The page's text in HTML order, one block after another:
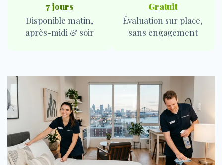
7 jours
Disponible matin,
après-midi & soir
Gratuit
Évaluation sur place,
sans engagement